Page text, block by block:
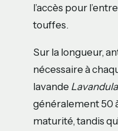
l’accès pour
touffes.
Sur la longueur,
nécessaire à
lavande
généralement 50
maturité, tandis